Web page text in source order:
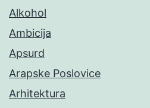
Alkohol
Ambicija
Apsurd
Arapske Poslovice
Arhitektura